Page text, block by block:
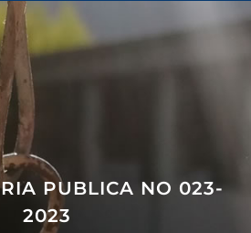
PUBLICA NO 023-
2023